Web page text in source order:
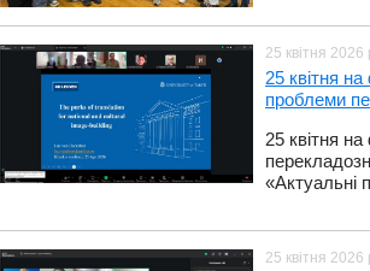
25 квітня 2026
​25 квітня
проблеми
​25 квітня
«Актуальні
25 квітня 2026